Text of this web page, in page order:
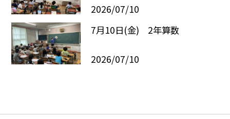
2026/07/10
7月10日(金) 2年算数
2026/07/10